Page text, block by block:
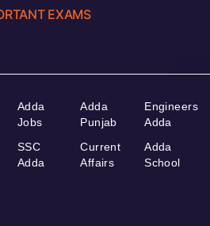
EXAMS
Adda
Jobs
SSC
Adda
Adda
Punjab
Current
Affairs
Engineers
Adda
Adda
School